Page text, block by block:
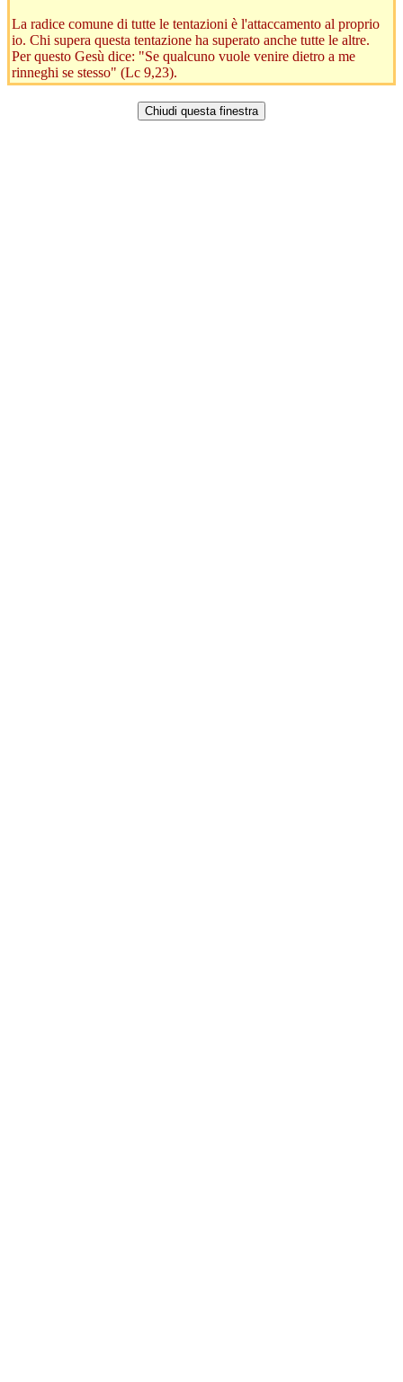
La radice comune di tutte le tentazioni è l'attaccamento al proprio
io. Chi supera questa tentazione ha superato anche tutte le altre.
Per questo Gesù dice: "Se qualcuno vuole venire dietro a me
rinneghi se stesso" (Lc 9,23).